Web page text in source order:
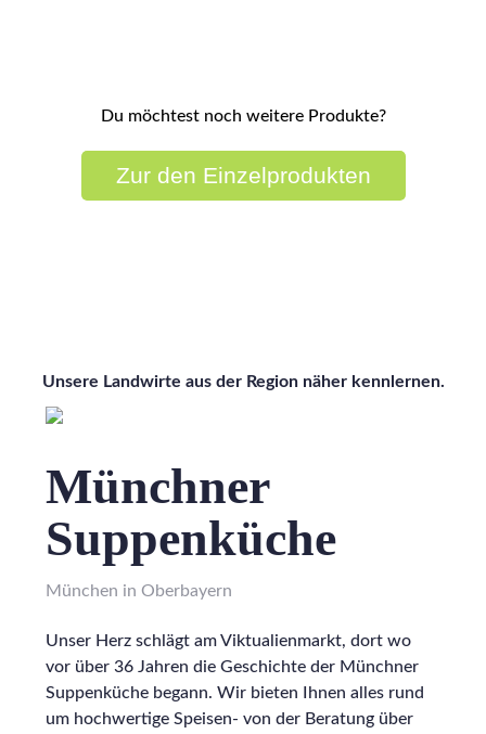
Du möchtest noch weitere Produkte?
Zur den Einzelprodukten
Unsere Landwirte aus der Region näher kennlernen.
Münchner
Suppenküche
München in Oberbayern
Unser Herz schlägt am Viktualienmarkt, dort wo
vor über 36 Jahren die Geschichte der Münchner
Suppenküche begann. Wir bieten Ihnen alles rund
um hochwertige Speisen- von der Beratung über